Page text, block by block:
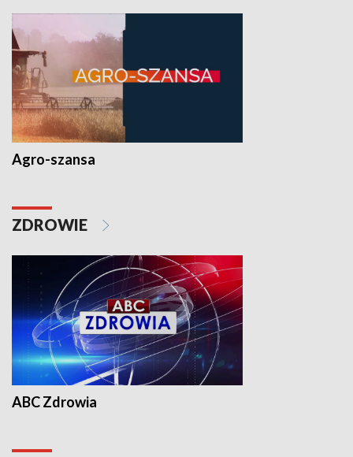
Agro-szansa
ZDROWIE
ABC Zdrowia